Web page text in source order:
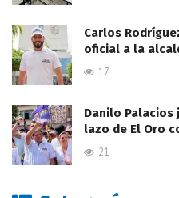
Carlos
oficial a la
17
Danilo
lazo de El Oro
21